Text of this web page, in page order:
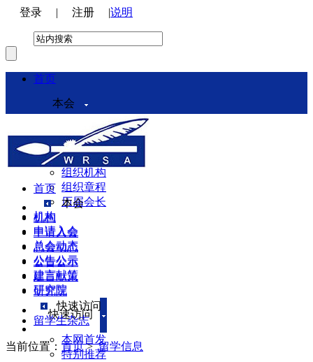
登录 | 注册 |说明
首页
本会
本会介绍
领导机构
理事会
组织机构
组织章程
历届会长
机构
申请入会
总会动态
公告公示
建言献策
研究院
快速访问
本网首发
特别推荐
首页
本会
机构
申请入会
总会动态
公告公示
建言献策
研究院
快速访问
留学生杂志
当前位置： 首页>留学信息